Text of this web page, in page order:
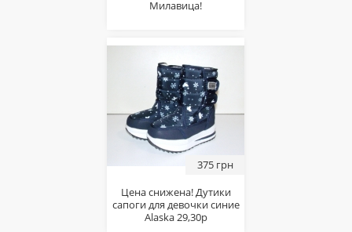
Милавица!
375 грн
Цена снижена! Дутики
сапоги для девочки синие
Alaska 29,30р